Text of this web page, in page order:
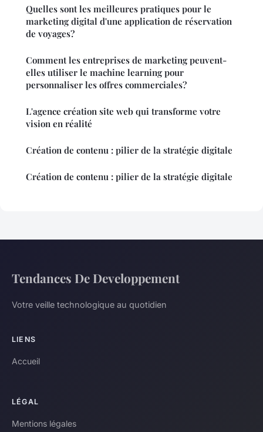
Quelles sont les meilleures pratiques pour le
marketing digital d'une application de réservation
de voyages?
Comment les entreprises de marketing peuvent-
elles utiliser le machine learning pour
personnaliser les offres commerciales?
L'agence création site web qui transforme votre
vision en réalité
Création de contenu : pilier de la stratégie digitale
Création de contenu : pilier de la stratégie digitale
Tendances De Developpement
Votre veille technologique au quotidien
LIENS
Accueil
LÉGAL
Mentions légales